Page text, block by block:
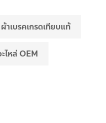
ผ้าเบรคเกรดเทียบแท้
ไหล่ OEM